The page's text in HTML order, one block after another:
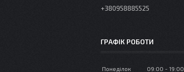
+380958885525
ГРАФІК РОБОТИ
Понеділок 09:00
19:00